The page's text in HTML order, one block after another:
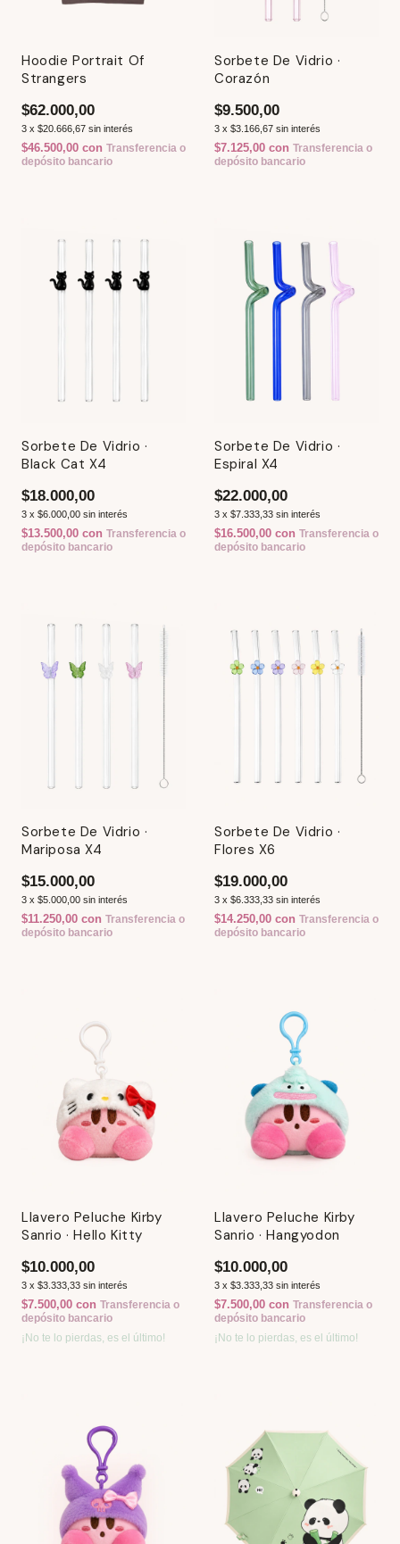
Hoodie Portrait Of
Strangers
$62.000,00
3 x $20.666,67 sin interés
$46.500,00 con Transferencia o
depósito bancario
Sorbete De Vidrio ·
Corazón
$9.500,00
3 x $3.166,67 sin interés
$7.125,00 con Transferencia o
depósito bancario
Sorbete De Vidrio ·
Black Cat X4
$18.000,00
3 x $6.000,00 sin interés
$13.500,00 con Transferencia o
depósito bancario
Sorbete De Vidrio ·
Espiral X4
$22.000,00
3 x $7.333,33 sin interés
$16.500,00 con Transferencia o
depósito bancario
Sorbete De Vidrio ·
Mariposa X4
$15.000,00
3 x $5.000,00 sin interés
$11.250,00 con Transferencia o
depósito bancario
Sorbete De Vidrio ·
Flores X6
$19.000,00
3 x $6.333,33 sin interés
$14.250,00 con Transferencia o
depósito bancario
Llavero Peluche Kirby
Sanrio · Hello Kitty
$10.000,00
3 x $3.333,33 sin interés
$7.500,00 con Transferencia o
depósito bancario
¡No te lo pierdas, es el último!
Llavero Peluche Kirby
Sanrio · Hangyodon
$10.000,00
3 x $3.333,33 sin interés
$7.500,00 con Transferencia o
depósito bancario
¡No te lo pierdas, es el último!